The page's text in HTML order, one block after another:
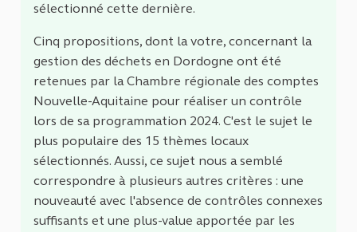
sélectionné cette dernière.
Cinq propositions, dont la votre, concernant la
gestion des déchets en Dordogne ont été
retenues par la Chambre régionale des comptes
Nouvelle-Aquitaine pour réaliser un contrôle
lors de sa programmation 2024. C'est le sujet le
plus populaire des 15 thèmes locaux
sélectionnés. Aussi, ce sujet nous a semblé
correspondre à plusieurs autres critères : une
nouveauté avec l'absence de contrôles connexes
suffisants et une plus-value apportée par les